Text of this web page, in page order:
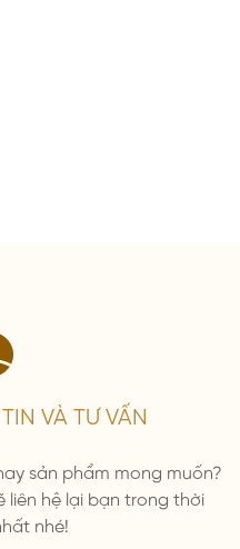
VÀ TƯ VẤN
sản phẩm mong muốn?
liên hệ lại bạn trong thời
nhé!